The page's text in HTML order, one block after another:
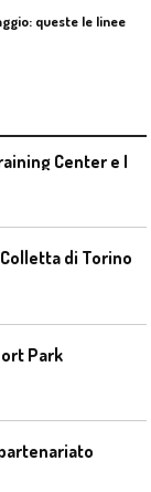
di Torino
Park